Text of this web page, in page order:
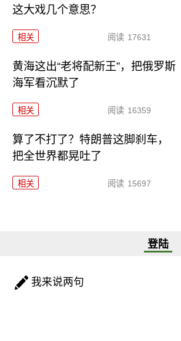
这大戏几个意思？
相关 阅读 17631
黄海这出“老将配新王”，把俄罗斯
海军看沉默了
相关 阅读 16359
算了不打了？特朗普这脚刹车，
把全世界都晃吐了
相关 阅读 15697
登陆
我来说两句